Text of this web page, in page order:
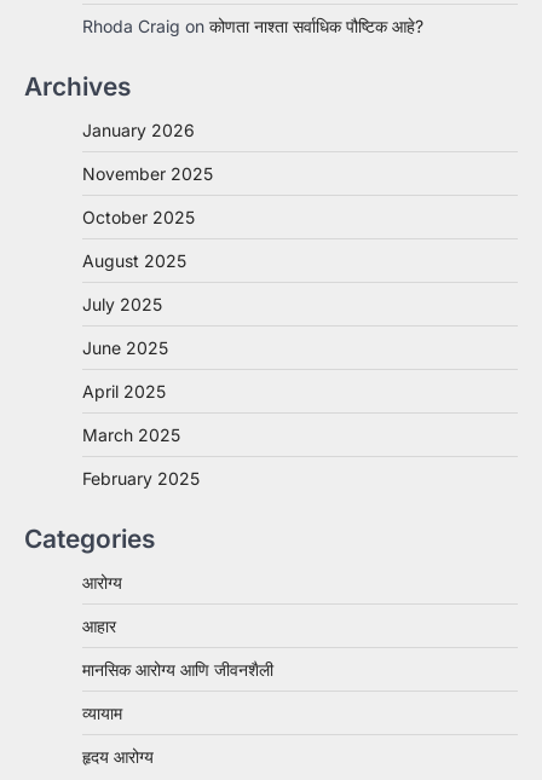
Rhoda Craig on कोणता नाश्ता सर्वाधिक पौष्टिक आहे?
Archives
January 2026
November 2025
October 2025
August 2025
July 2025
June 2025
April 2025
March 2025
February 2025
Categories
आरोग्य
आहार
मानसिक आरोग्य आणि जीवनशैली
व्यायाम
हृदय आरोग्य